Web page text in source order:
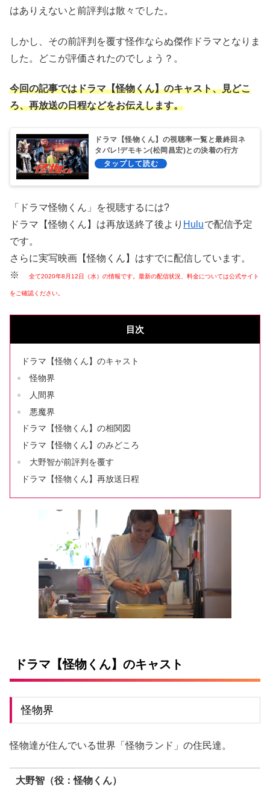
はありえないと前評判は散々でした。
しかし、その前評判を覆す怪作ならぬ傑作ドラマとなりま
した。どこが評価されたのでしょう？。
今回の記事ではドラマ【怪物くん】のキャスト、見どこ
ろ、再放送の日程などをお伝えします。
ドラマ【怪物くん】の視聴率一覧と最終回ネ
タバレ!デモキン(松岡昌宏)との決着の行方
は?
「ドラマ怪物くん」を視聴するには?
ドラマ【怪物くん】は再放送終了後より Huluで配信予定
です。
さらに実写映画【怪物くん】はすでに配信しています。
※
全て2020年8月12日（水）の情報です。最新の配信状況、料金については公式サイト
をご確認ください。
目次
ドラマ【怪物くん】のキャスト
怪物界
人間界
悪魔界
ドラマ【怪物くん】の相関図
ドラマ【怪物くん】のみどころ
大野智が前評判を覆す
ドラマ【怪物くん】再放送日程
ドラマ【怪物くん】のキャスト
怪物界
怪物達が住んでいる世界「怪物ランド」の住民達。
大野智（役：怪物くん）